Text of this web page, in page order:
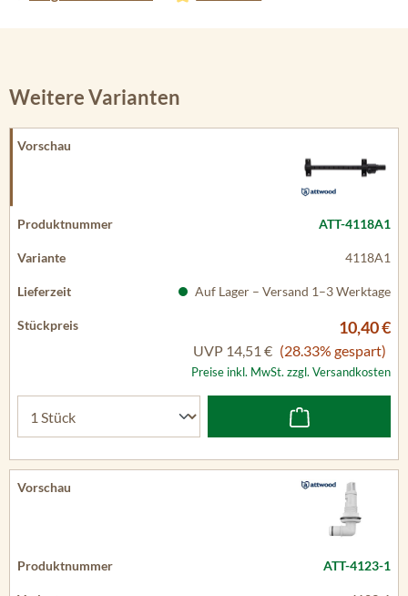
Weitere Varianten
ATT-4118A1
4118A1
Auf Lager – Versand 1–3 Werktage
10,40 €
UVP 14,51 € (28.33% gespart)
Preise inkl. MwSt. zzgl. Versandkosten
ATT-4123-1